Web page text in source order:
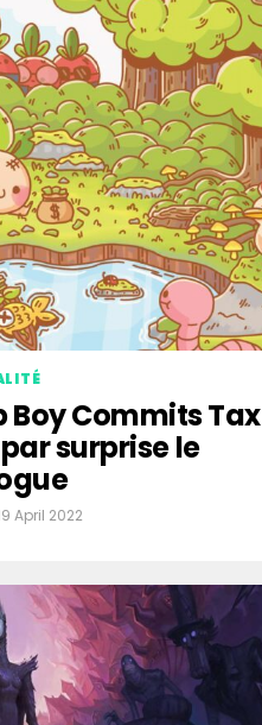
Boy Commits Tax
surprise le
April 2022